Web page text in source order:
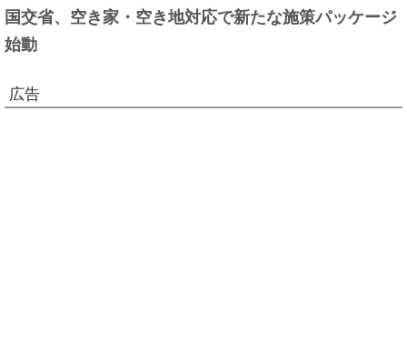
国交省、空き家・空き地対応で新たな施策パッケージ
始動
広告